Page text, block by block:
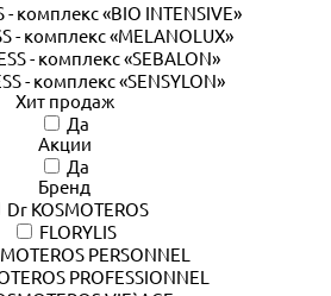
- комплекс «BIO INTENSIVE»
- комплекс «MELANOLUX»
- комплекс «SEBALON»
- комплекс «SENSYLON»
Хит продаж
Да
Акции
Да
Бренд
Dr KOSMOTEROS
FLORYLIS
PERSONNEL
PROFESSIONNEL